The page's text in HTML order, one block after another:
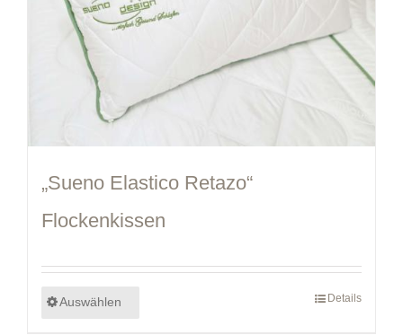
„Sueno Elastico Retazo“
Flockenkissen
Auswählen Details